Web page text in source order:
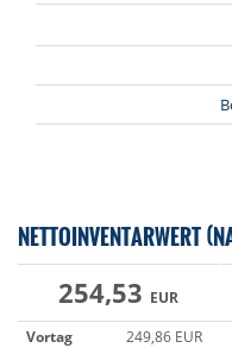
NETTOINVENTARWERT
254,53 EUR
Vortag
249,86 EUR